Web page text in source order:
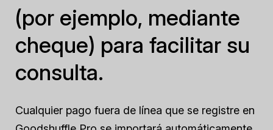
(por ejemplo, mediante
cheque) para facilitar su
consulta.
Cualquier pago fuera de línea que se registre en